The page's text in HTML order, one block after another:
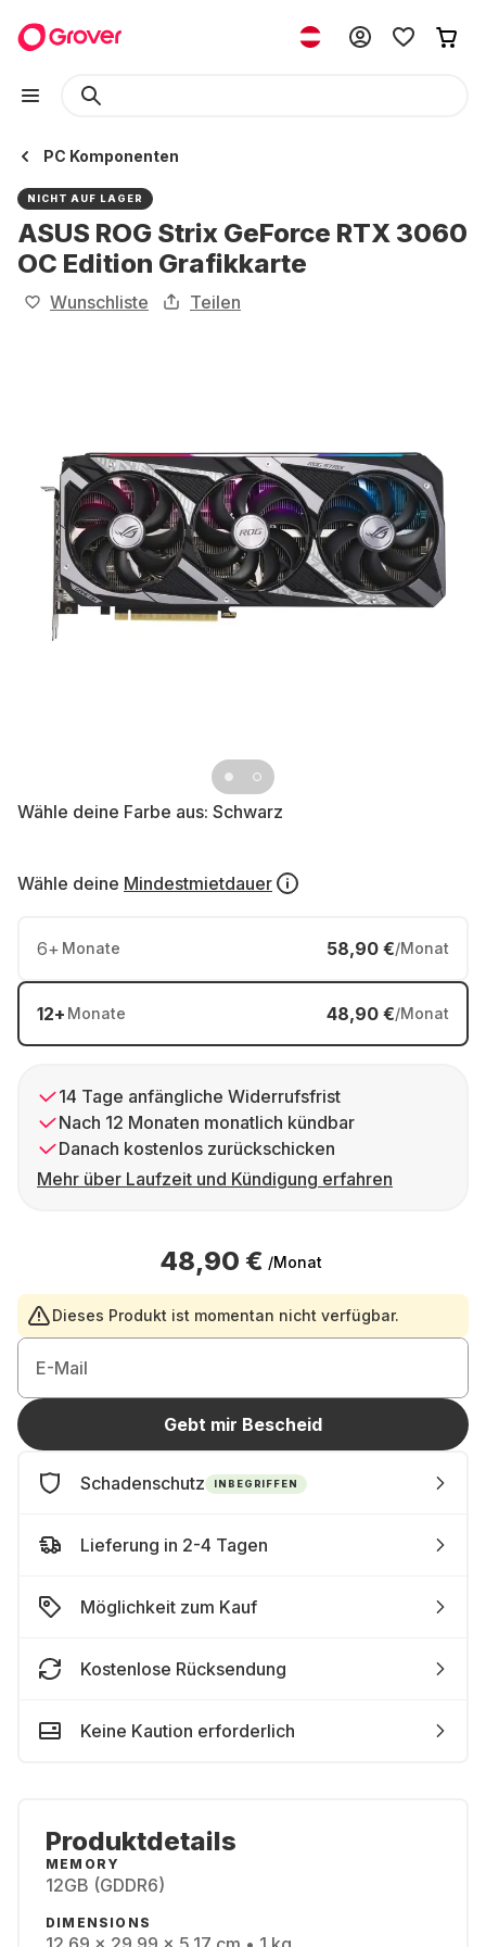
PC Komponenten
NICHT AUF LAGER
ASUS ROG Strix GeForce RTX 3060
OC Edition Grafikkarte
Wunschliste Teilen
Wähle deine Farbe aus: Schwarz
Wähle deine Mindestmietdauer
6+ Monate 58,90 €/Monat
12+ Monate 48,90 €/Monat
14 Tage anfängliche Widerrufsfrist
Nach 12 Monaten monatlich kündbar
Danach kostenlos zurückschicken
Mehr über Laufzeit und Kündigung erfahren
48,90 € /Monat
Dieses Produkt ist momentan nicht verfügbar.
E-Mail
Gebt mir Bescheid
Schadenschutz INBEGRIFFEN
Lieferung in 2-4 Tagen
Möglichkeit zum Kauf
Kostenlose Rücksendung
Keine Kaution erforderlich
Produktdetails
MEMORY
12GB (GDDR6)
DIMENSIONS